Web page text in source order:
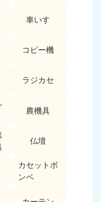
車いす
コピー機
ラジカセ
農機具
仏壇
カセットボ
ンベ
佐賀県
1880-9894
1880-9889
〜19:00 年中無休
宮崎県
1880-9890
沖縄県